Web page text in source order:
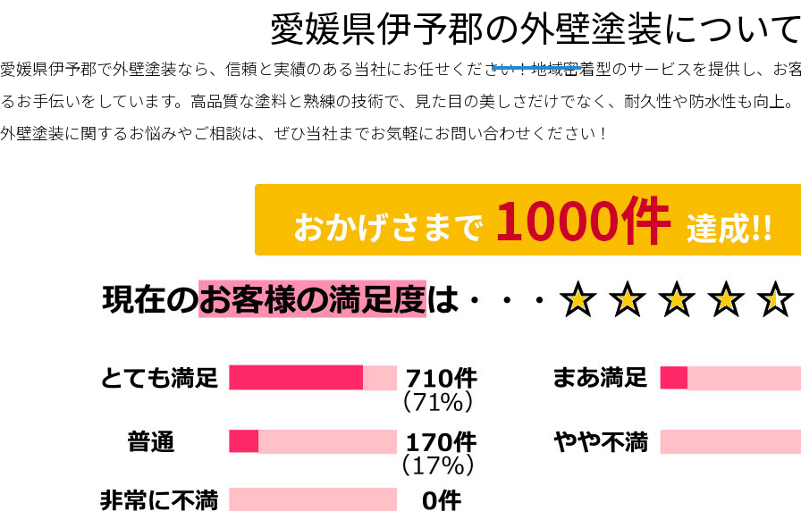
愛媛県伊予郡の外壁塗装につい
愛媛県伊予郡で外壁塗装なら、信頼と実績のある当社にお任せください！地域密着型のサービスを提供し、お
るお手伝いをしています。高品質な塗料と熟練の技術で、見た目の美しさだけでなく、耐久性や防水性も向上
外壁塗装に関するお悩みやご相談は、ぜひ当社までお気軽にお問い合わせください！